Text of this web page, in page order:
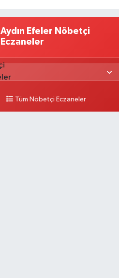
Aydın Efeler Nöbetçi
Eczaneler
Tüm Nöbetçi Eczaneler